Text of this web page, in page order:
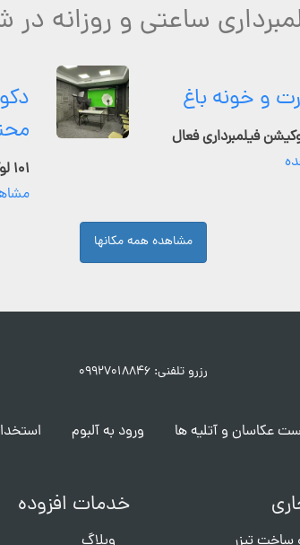
ساعتی و روزانه در
و خونه باغ
۱۰۱ لوکیشن فیلمبرداری فعال
مشاهده همه مکانها
رزرو تلفنی: ۰۹۹۲۷۰۱۸۸۴۶
عکاسان و آتلیه ها ورود به آلبوم
خدمات افزوده